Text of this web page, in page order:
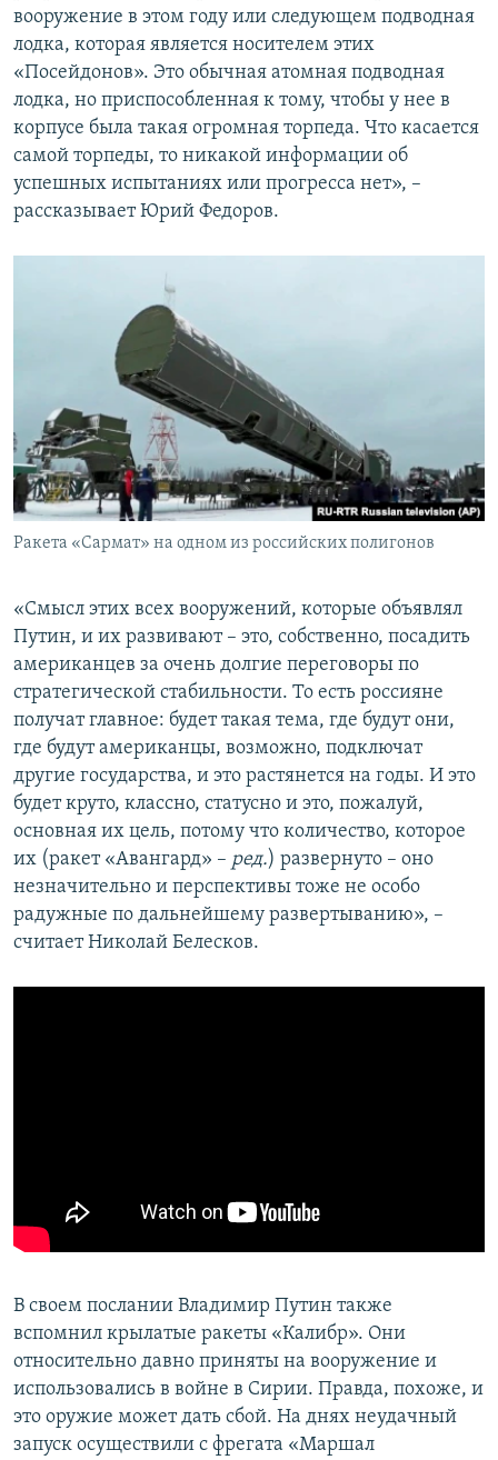
вооружение в этом году или следующем подводная
лодка, которая является носителем этих
«Посейдонов». Это обычная атомная подводная
лодка, но приспособленная к тому, чтобы у нее в
корпусе была такая огромная торпеда. Что касается
самой торпеды, то никакой информации об
успешных испытаниях или прогресса нет», –
рассказывает Юрий Федоров.
Ракета «Сармат» на одном из российских полигонов
«Смысл этих всех вооружений, которые объявлял
Путин, и их развивают – это, собственно, посадить
американцев за очень долгие переговоры по
стратегической стабильности. То есть россияне
получат главное: будет такая тема, где будут они,
где будут американцы, возможно, подключат
другие государства, и это растянется на годы. И это
будет круто, классно, статусно и это, пожалуй,
основная их цель, потому что количество, которое
их (ракет «Авангард» – ред.) развернуто – оно
незначительно и перспективы тоже не особо
радужные по дальнейшему развертыванию», –
считает Николай Белесков.
В своем послании Владимир Путин также
вспомнил крылатые ракеты «Калибр». Они
относительно давно приняты на вооружение и
использовались в войне в Сирии. Правда, похоже, и
это оружие может дать сбой. На днях неудачный
запуск осуществили с фрегата «Маршал